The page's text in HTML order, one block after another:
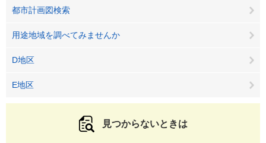
都市計画図検索
用途地域を調べてみませんか
D地区
E地区
見つからないときは